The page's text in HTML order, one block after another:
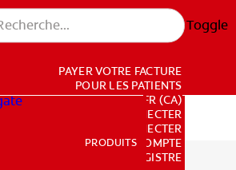
Toggle
PRODUITS
PAYER VOTRE FACTURE
POUR LES PATIENTS
FR (CA)
SE CONNECTER
SE DÉCONNECTER
PARAMÈTRES DU COMPTE
REGISTRE
PRODUITS